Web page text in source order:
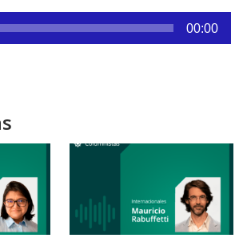
00:00